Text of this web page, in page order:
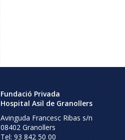
Fundació Privada
Hospital Asil de Granollers
Avinguda Francesc Ribas s/n
08402 Granollers
Tel: 93 842 50 00